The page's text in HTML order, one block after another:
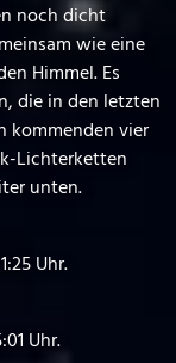
noch dicht
wie eine
Himmel. Es
die in den letzten
kommenden vier
Lichterketten
unten.
Uhr.
Uhr.